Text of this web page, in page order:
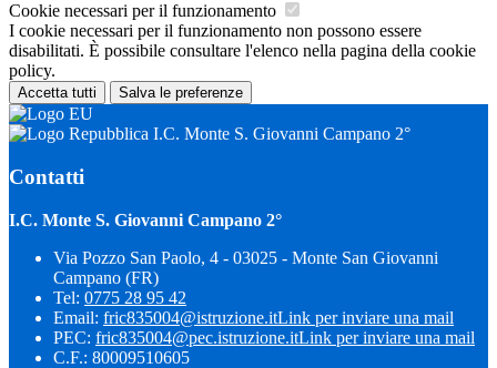
Cookie necessari per il funzionamento
I cookie necessari per il funzionamento non possono essere
disabilitati. È possibile consultare l'elenco nella pagina della cookie
policy.
Accetta tutti Salva le preferenze
I.C. Monte S. Giovanni Campano 2°
Contatti
I.C. Monte S. Giovanni Campano 2°
Via Pozzo San Paolo, 4 - 03025 - Monte San Giovanni
Campano (FR)
Tel: 0775 28 95 42
Email: fric835004@istruzione.itLink per inviare una mail
PEC: fric835004@pec.istruzione.itLink per inviare una mail
C.F.: 80009510605